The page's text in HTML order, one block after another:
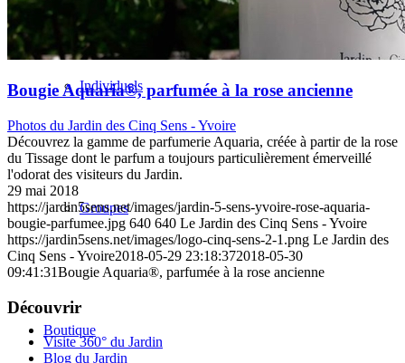
Individuels
Groupes
Boutique
Bougie Aquaria®, parfumée à la rose ancienne
Photos du Jardin des Cinq Sens - Yvoire
Découvrez la gamme de parfumerie Aquaria, créée à partir de la rose
du Tissage dont le parfum a toujours particulièrement émerveillé
l'odorat des visiteurs du Jardin.
29 mai 2018
https://jardin5sens.net/images/jardin-5-sens-yvoire-rose-aquaria-
bougie-parfumee.jpg 640 640 Le Jardin des Cinq Sens - Yvoire
https://jardin5sens.net/images/logo-cinq-sens-2-1.png Le Jardin des
Cinq Sens - Yvoire2018-05-29 23:18:372018-05-30
09:41:31Bougie Aquaria®, parfumée à la rose ancienne
Découvrir
Visite 360° du Jardin
Blog du Jardin